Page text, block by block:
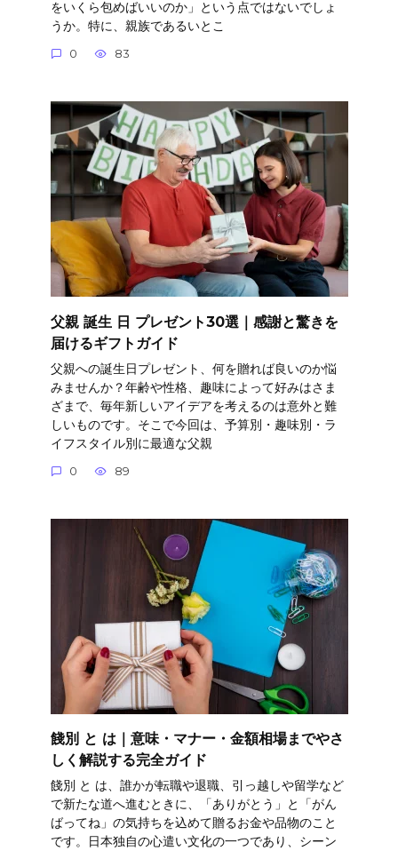
をいくら包めばいいのか」という点ではないでしょ
うか。特に、親族であるいとこ
0 83
父親 誕生 日 プレゼント30選｜感謝と驚きを
届けるギフトガイド
父親への誕生日プレゼント、何を贈れば良いのか悩
みませんか？年齢や性格、趣味によって好みはさま
ざまで、毎年新しいアイデアを考えるのは意外と難
しいものです。そこで今回は、予算別・趣味別・ラ
イフスタイル別に最適な父親
0 89
餞別 と は｜意味・マナー・金額相場までやさ
しく解説する完全ガイド
餞別 と は、誰かが転職や退職、引っ越しや留学など
で新たな道へ進むときに、「ありがとう」と「がん
ばってね」の気持ちを込めて贈るお金や品物のこと
です。日本独自の心遣い文化の一つであり、シーン